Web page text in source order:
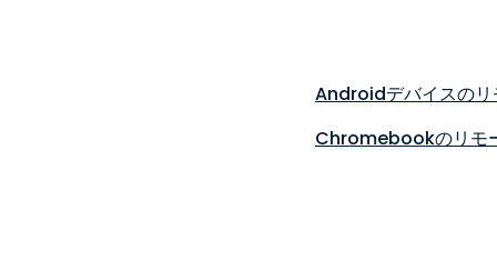
Androidデバイスの
Chromebookのリモ